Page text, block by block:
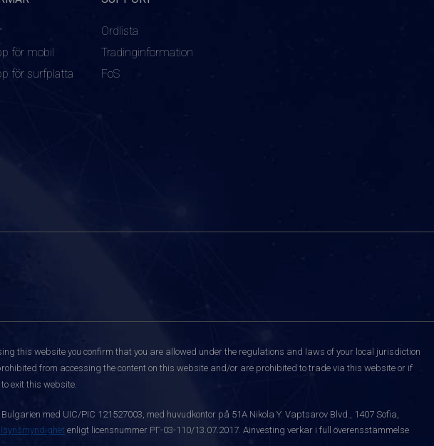
för mobil
för surfplatta
Ordlista
Tradinginformation
FoS
this website you confirm that you are allowed under the regulations and laws of your local jurisdiction
from accessing the content on this website and/or are prohibited to trade via this website or if
exit this website.
med UIC/PIC 121527003, med huvudkontor på 51A Nikola Y. Vaptsarov Blvd., 1407 Sofia,
enligt licensnummer РГ-03-110/13.07.2017. Ainvesting verkar i full överensstämmelse